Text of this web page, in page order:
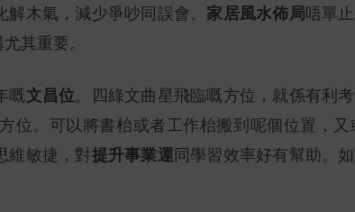
木氣，減少爭吵同誤會。 家居風水佈局唔單
其重要。
嘅文昌位。四綠文曲星飛臨嘅方位，就係有利
位。可以將書枱或者工作枱搬到呢個位置，
維敏捷，對提升事業運同學習效率好有幫助。